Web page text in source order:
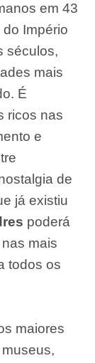
em 43
do Império
séculos,
mais
É
ricos nas
e
de
já existiu
poderá
mais
todos os
maiores